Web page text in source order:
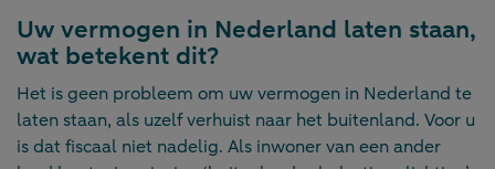
Uw vermogen in Nederland laten staan,
wat betekent dit?
Het is geen probleem om uw vermogen in Nederland te
laten staan, als uzelf verhuist naar het buitenland. Voor u
is dat fiscaal niet nadelig. Als inwoner van een ander